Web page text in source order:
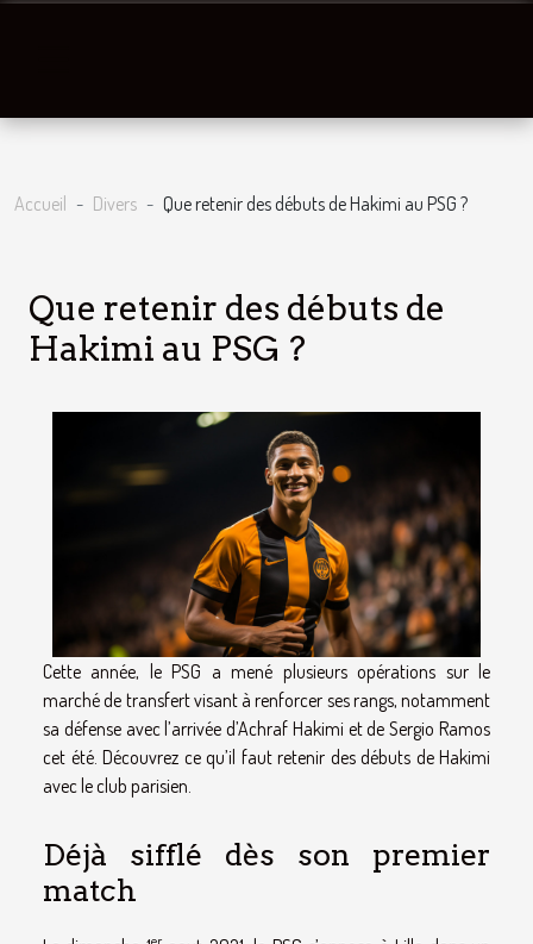
Accueil Divers Que retenir des débuts de Hakimi au PSG ?
Que retenir des débuts de
Hakimi au PSG ?
Cette année, le PSG a mené plusieurs opérations sur le
marché de transfert visant à renforcer ses rangs, notamment
sa défense avec l’arrivée d’Achraf Hakimi et de Sergio Ramos
cet été. Découvrez ce qu’il faut retenir des débuts de Hakimi
avec le club parisien.
Déjà sifflé dès son premier
match